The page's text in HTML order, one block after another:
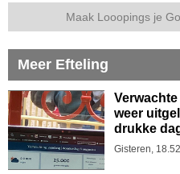
Maak Looopings je
Meer Efteling
weer
drukke
Gisteren,